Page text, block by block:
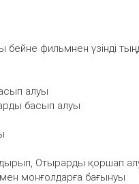
бейне фильмнен үзінді
алуы
басып алуы
Отырарды қоршап
монғолдарға бағынуы